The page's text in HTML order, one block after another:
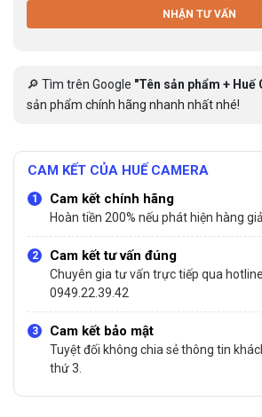
NHẬN TƯ VẤN
🔎 Tìm trên Google "Tên sản phẩm + Huế
sản phẩm chính hãng nhanh nhất nhé!
CAM KẾT CỦA HUẾ CAMERA
Cam kết chính hãng
Hoàn tiền 200% nếu phát hiện hàng
Cam kết tư vấn đúng
Chuyên gia tư vấn trực tiếp qua
0949.22.39.42
Cam kết bảo mật
Tuyệt đối không chia sẻ thông tin
thứ 3.